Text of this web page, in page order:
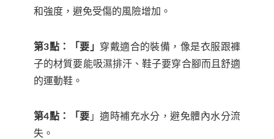
和強度，避免受傷的風險增加。
第3點：「要」 穿戴適合的裝備，像是衣服跟褲
子的材質要能吸濕排汗、鞋子要穿合腳而且舒適
的運動鞋。
第4點：「要 」適時補充水分，避免體內水分流
失。